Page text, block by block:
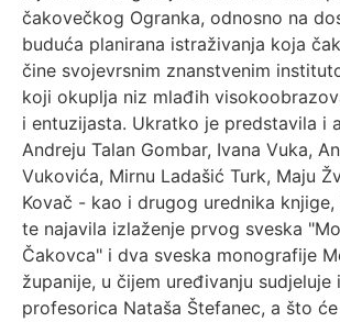
čakovečkog Ogranka, odnosno na
buduća planirana istraživanja koja
čine svojevrsnim znanstvenim
koji okuplja niz mlađih
i entuzijasta. Ukratko je predstavila i
Andreju Talan Gombar, Ivana Vuka,
Vukovića, Mirnu Ladašić Turk, Maju
Kovač - kao i drugog urednika knjige,
te najavila izlaženje prvog sveska
Čakovca" i dva sveska monografije
županije, u čijem uređivanju sudjeluje
profesorica Nataša Štefanec, a što